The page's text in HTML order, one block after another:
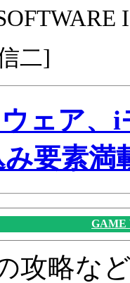
二]
ェア
要素満
GAME
攻略な